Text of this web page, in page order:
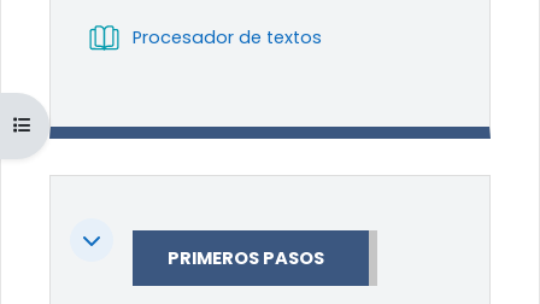
Abrir índice del curso
Procesador de textos
Colapsar PRIMEROS PASOS